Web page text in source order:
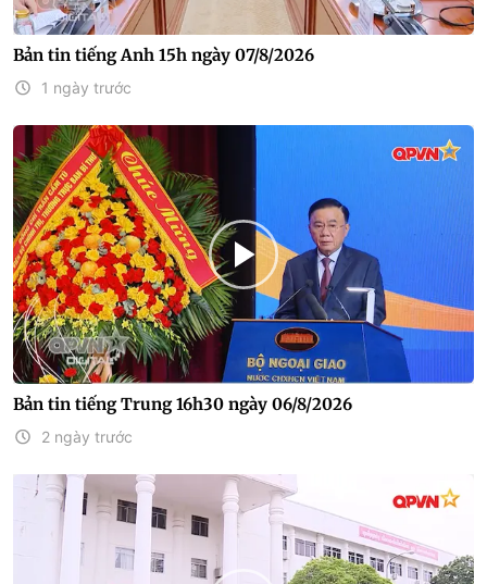
Bản tin tiếng Anh 15h ngày 07/8/2026
1 ngày trước
Bản tin tiếng Trung 16h30 ngày 06/8/2026
2 ngày trước